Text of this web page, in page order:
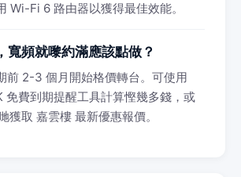
Wi-Fi 6 路由器以獲得最佳效能。
寬頻就嚟約滿應該點做？
前 2-3 個月開始格價轉台。可使用
費到期提醒工具計算慳幾多錢，或
獲取 嘉雲樓 最新優惠報價。